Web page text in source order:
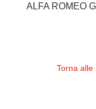
ALFA ROMEO
Torna alle